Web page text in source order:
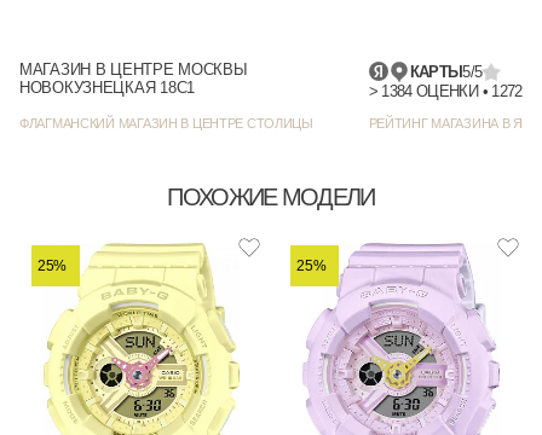
МАГАЗИН В ЦЕНТРЕ МОСКВЫ
НОВОКУЗНЕЦКАЯ 18С1
ФЛАГМАНСКИЙ МАГАЗИН В ЦЕНТРЕ СТОЛИЦЫ
КАРТЫ5/5
РЕЙТИНГ МАГАЗИНА В
ПОХОЖИЕ МОДЕЛИ
25% 25%